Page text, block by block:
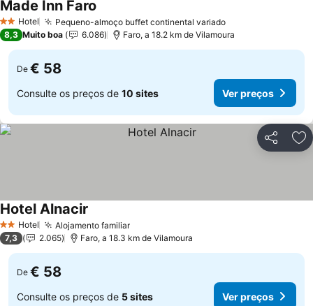
2 Estrelas
Hotel Pequeno-almoço buffet continental variadoVer preços
Made Inn Faro
8,3 Muito boa 6.086 Faro, a 18.2 km de Vilamoura
De € 58
Consulte os preços de 10 sites Ver preços
Partilhar
2 Estrelas
Hotel Alojamento familiarVer preços
Hotel Alnacir
7,3 2.065 Faro, a 18.3 km de Vilamoura
De € 58
Consulte os preços de 5 sites Ver preços